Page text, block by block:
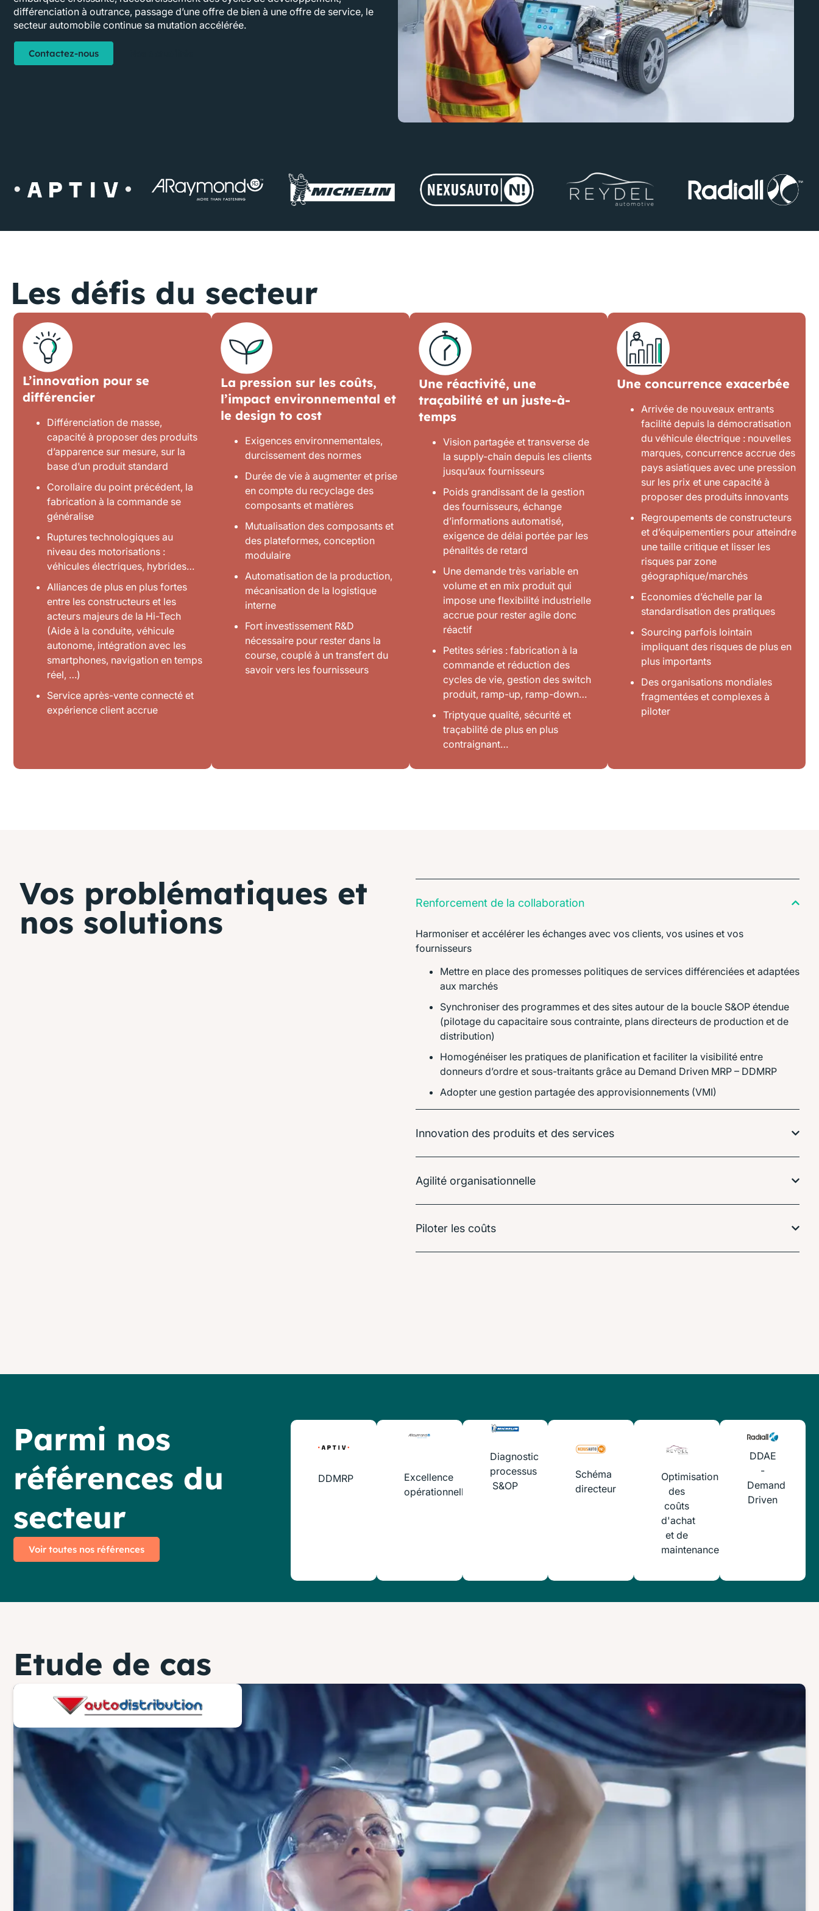
différenciation à outrance, passage d’une offre de bien à une offre de service, le
secteur automobile continue sa mutation accélérée.
Contactez-nous
Les défis du secteur
L’innovation pour se
différencier
Différenciation de masse,
capacité à proposer des produits
d’apparence sur mesure, sur la
base d’un produit standard
Corollaire du point précédent, la
fabrication à la commande se
généralise
Ruptures technologiques au
niveau des motorisations :
véhicules électriques, hybrides…
Alliances de plus en plus fortes
entre les constructeurs et les
acteurs majeurs de la Hi-Tech
(Aide à la conduite, véhicule
autonome, intégration avec les
smartphones, navigation en temps
réel, …)
Service après-vente connecté et
expérience client accrue
La pression sur les coûts,
l’impact environnemental et
le design to cost
Exigences environnementales,
durcissement des normes
Durée de vie à augmenter et prise
en compte du recyclage des
composants et matières
Mutualisation des composants et
des plateformes, conception
modulaire
Automatisation de la production,
mécanisation de la logistique
interne
Fort investissement R&D
nécessaire pour rester dans la
course, couplé à un transfert du
savoir vers les fournisseurs
Une réactivité, une
traçabilité et un juste-à-
temps
Vision partagée et transverse de
la supply-chain depuis les clients
jusqu’aux fournisseurs
Poids grandissant de la gestion
des fournisseurs, échange
d’informations automatisé,
exigence de délai portée par les
pénalités de retard
Une demande très variable en
volume et en mix produit qui
impose une flexibilité industrielle
accrue pour rester agile donc
réactif
Petites séries : fabrication à la
commande et réduction des
cycles de vie, gestion des switch
produit, ramp-up, ramp-down…
Triptyque qualité, sécurité et
traçabilité de plus en plus
contraignant…
Une concurrence exacerbée
Arrivée de nouveaux entrants
facilité depuis la démocratisation
du véhicule électrique : nouvelles
marques, concurrence accrue des
pays asiatiques avec une pression
sur les prix et une capacité à
proposer des produits innovants
Regroupements de constructeurs
et d’équipementiers pour atteindre
une taille critique et lisser les
risques par zone
géographique/marchés
Economies d’échelle par la
standardisation des pratiques
Sourcing parfois lointain
impliquant des risques de plus en
plus importants
Des organisations mondiales
fragmentées et complexes à
piloter
Vos problématiques et
nos solutions
Renforcement de la collaboration
Harmoniser et accélérer les échanges avec vos clients, vos usines et vos
fournisseurs
Mettre en place des promesses politiques de services différenciées et adaptées
aux marchés
Synchroniser des programmes et des sites autour de la boucle S&OP étendue
(pilotage du capacitaire sous contrainte, plans directeurs de production et de
distribution)
Homogénéiser les pratiques de planification et faciliter la visibilité entre
donneurs d’ordre et sous-traitants grâce au Demand Driven MRP – DDMRP
Adopter une gestion partagée des approvisionnements (VMI)
Innovation des produits et des services
Agilité organisationnelle
Piloter les coûts
Parmi nos
références du
secteur
Voir toutes nos références
DDMRP
Excellence
opérationnelle
Diagnostic
processus
S&OP
Schéma
directeur
Optimisation
des
coûts
d'achat
et de
maintenance
DDAE
-
Demand
Driven
Etude de cas